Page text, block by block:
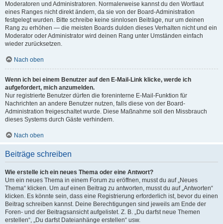
Moderatoren und Administratoren. Normalerweise kannst du den Wortlaut
eines Ranges nicht direkt ändern, da sie von der Board-Administration
festgelegt wurden. Bitte schreibe keine sinnlosen Beiträge, nur um deinen
Rang zu erhöhen — die meisten Boards dulden dieses Verhalten nicht und ein
Moderator oder Administrator wird deinen Rang unter Umständen einfach
wieder zurücksetzen.
Nach oben
Wenn ich bei einem Benutzer auf den E-Mail-Link klicke, werde ich
aufgefordert, mich anzumelden.
Nur registrierte Benutzer dürfen die foreninterne E-Mail-Funktion für
Nachrichten an andere Benutzer nutzen, falls diese von der Board-
Administration freigeschaltet wurde. Diese Maßnahme soll den Missbrauch
dieses Systems durch Gäste verhindern.
Nach oben
Beiträge schreiben
Wie erstelle ich ein neues Thema oder eine Antwort?
Um ein neues Thema in einem Forum zu eröffnen, musst du auf „Neues
Thema“ klicken. Um auf einen Beitrag zu antworten, musst du auf „Antworten“
klicken. Es könnte sein, dass eine Registrierung erforderlich ist, bevor du einen
Beitrag schreiben kannst. Deine Berechtigungen sind jeweils am Ende der
Foren- und der Beitragsansicht aufgelistet. Z. B. „Du darfst neue Themen
erstellen“, „Du darfst Dateianhänge erstellen“ usw.